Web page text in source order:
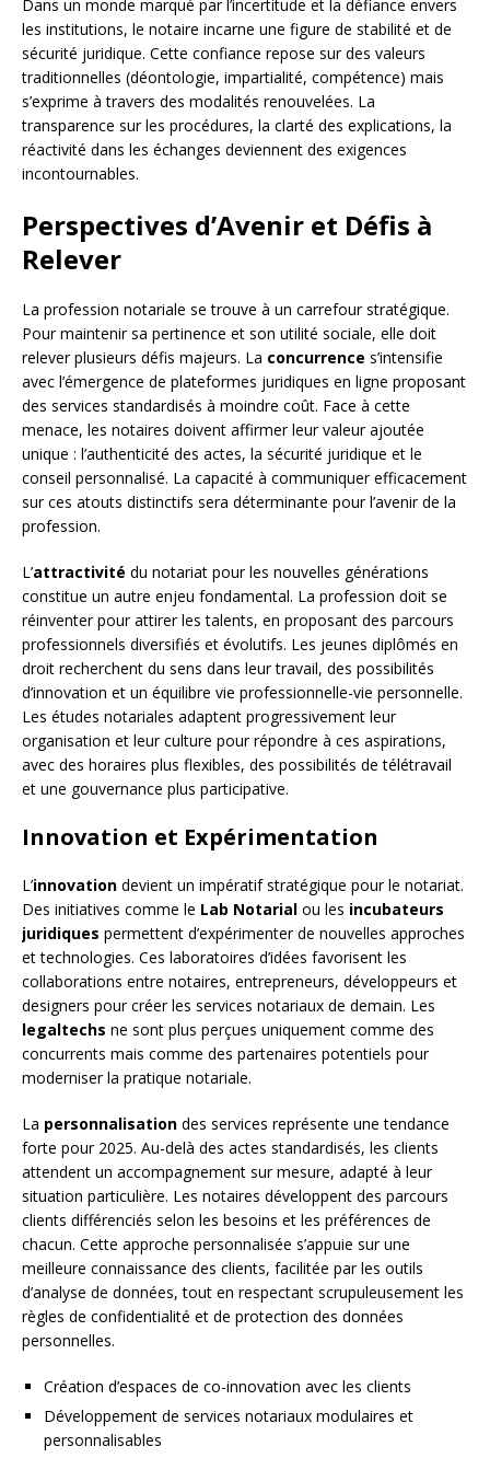
Dans un monde marqué par l’incertitude et la défiance envers
les institutions, le notaire incarne une figure de stabilité et de
sécurité juridique. Cette confiance repose sur des valeurs
traditionnelles (déontologie, impartialité, compétence) mais
s’exprime à travers des modalités renouvelées. La
transparence sur les procédures, la clarté des explications, la
réactivité dans les échanges deviennent des exigences
incontournables.
Perspectives d’Avenir et Défis à
Relever
La profession notariale se trouve à un carrefour stratégique.
Pour maintenir sa pertinence et son utilité sociale, elle doit
relever plusieurs défis majeurs. La concurrence s’intensifie
avec l’émergence de plateformes juridiques en ligne proposant
des services standardisés à moindre coût. Face à cette
menace, les notaires doivent affirmer leur valeur ajoutée
unique : l’authenticité des actes, la sécurité juridique et le
conseil personnalisé. La capacité à communiquer efficacement
sur ces atouts distinctifs sera déterminante pour l’avenir de la
profession.
L’attractivité du notariat pour les nouvelles générations
constitue un autre enjeu fondamental. La profession doit se
réinventer pour attirer les talents, en proposant des parcours
professionnels diversifiés et évolutifs. Les jeunes diplômés en
droit recherchent du sens dans leur travail, des possibilités
d’innovation et un équilibre vie professionnelle-vie personnelle.
Les études notariales adaptent progressivement leur
organisation et leur culture pour répondre à ces aspirations,
avec des horaires plus flexibles, des possibilités de télétravail
et une gouvernance plus participative.
Innovation et Expérimentation
L’innovation devient un impératif stratégique pour le notariat.
Des initiatives comme le Lab Notarial ou les incubateurs
juridiques permettent d’expérimenter de nouvelles approches
et technologies. Ces laboratoires d’idées favorisent les
collaborations entre notaires, entrepreneurs, développeurs et
designers pour créer les services notariaux de demain. Les
legaltechs ne sont plus perçues uniquement comme des
concurrents mais comme des partenaires potentiels pour
moderniser la pratique notariale.
La personnalisation des services représente une tendance
forte pour 2025. Au-delà des actes standardisés, les clients
attendent un accompagnement sur mesure, adapté à leur
situation particulière. Les notaires développent des parcours
clients différenciés selon les besoins et les préférences de
chacun. Cette approche personnalisée s’appuie sur une
meilleure connaissance des clients, facilitée par les outils
d’analyse de données, tout en respectant scrupuleusement les
règles de confidentialité et de protection des données
personnelles.
Création d’espaces de co-innovation avec les clients
Développement de services notariaux modulaires et
personnalisables